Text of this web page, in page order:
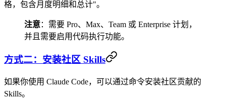
格，包含月度明细和总计"。
注意：需要 Pro、Max、Team 或 Enterprise 计划，
并且需要启用代码执行功能。
方式二：安装社区 Skills
如果你使用 Claude Code，可以通过命令安装社区贡献的
Skills。